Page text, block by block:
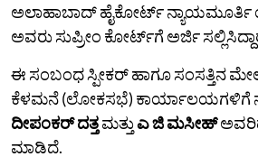
ಅಲಾಹಾಬಾದ್‌ ಹೈಕೋರ್ಟ್‌
ಅವರು ಸುಪ್ರೀಂ ಕೋರ್ಟ್‌ಗೆ ಅರ್ಜಿ
ಈ ಸಂಬಂಧ ಸ್ಪೀಕರ್ ಹಾಗೂ ಸಂಸತ್ತಿನ
ಕೆಳಮನೆ (ಲೋಕಸಭೆ) ಕಾರ್ಯಾಲಯಗಳಿಗೆ
ದೀಪಂಕರ್ ದತ್ತಮತ್ತುಎ ಜಿ ಮಸೀಹ್
ಮಾಡಿದೆ.